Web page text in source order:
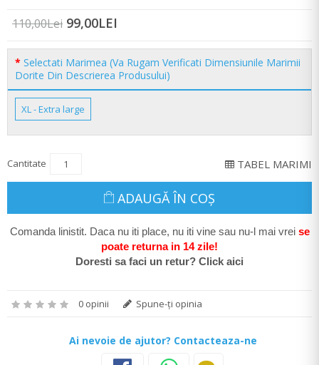
110,00Lei 99,00LEI
Selectati Marimea (Va Rugam Verificati Dimensiunile Marimii
Dorite Din Descrierea Produsului)
XL - Extra large
Cantitate TABEL MARIMI
ADAUGĂ ÎN COŞ
Comanda linistit. Daca nu iti place, nu iti vine sau nu-l mai vrei se
poate returna in 14 zile!
Doresti sa faci un retur? Click aici
0 opinii Spune-ţi opinia
Ai nevoie de ajutor? Contacteaza-ne